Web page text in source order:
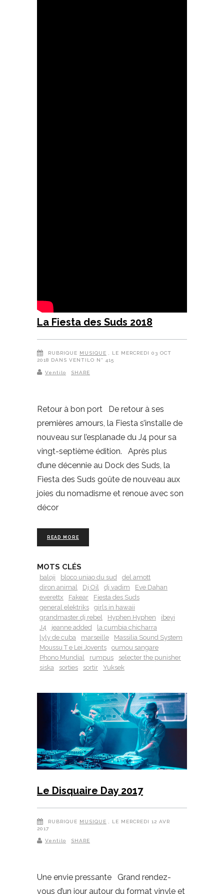
La Fiesta des Suds 2018
RUBRIQUE MUSIQUE , LE MERCREDI 03 OCT
2018 DANS VENTILO N° 415
Ventilo SHARE
Retour à bon port De retour à ses
premières amours, la Fiesta s’installe de
nouveau sur l’esplanade du J4 pour sa
vingt-septième édition. Après plus
d’une décennie au Dock des Suds, la
Fiesta des Suds goûte de nouveau aux
joies du nomadisme et renoue avec son
décor
READ MORE
MOTS CLÉS
baloji bloco uniao du sud
del amott
diron animal
Dj Oil dj vadim
Eve Dahan
everettx
Fakear
Fiesta des Suds
general elektriks
girls in hawaii
grandmaster dj rebel
Hyphen Hyphen
ibeyi
J4
jeanne added
la cumbia chicharra
lyly de cuba
marseille
Massilia Sound System
Moussu T e Lei Jovents
oumou sangare
Phono Mundial
rumpus
selecter the punisher
siska
sorties sortir Yuksek
Le Disquaire Day 2017
RUBRIQUE MUSIQUE
, LE MERCREDI 12 AVR
2017
Ventilo SHARE
Une envie pressante Grand rendez-
vous d’un jour autour du format vinyle et